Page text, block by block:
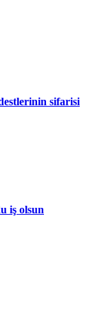
sifarisi
iş olsun